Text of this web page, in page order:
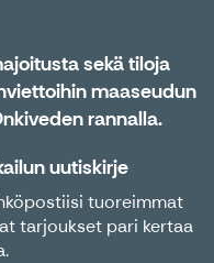
sekä tiloja
maaseudun
rannalla.
uutiskirje
tuoreimmat
tarjoukset pari kertaa